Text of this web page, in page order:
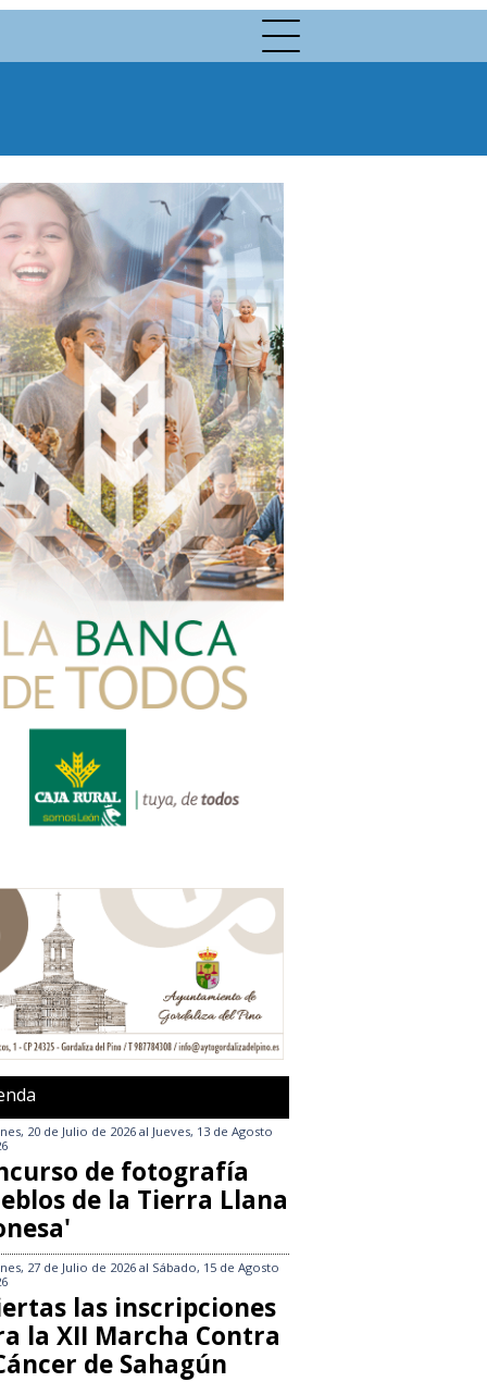
20 de Julio de 2026 al Jueves, 13 de Agosto
de fotografía
de la Tierra Llana
27 de Julio de 2026 al Sábado, 15 de Agosto
las inscripciones
la XII Marcha Contra
de Sahagún